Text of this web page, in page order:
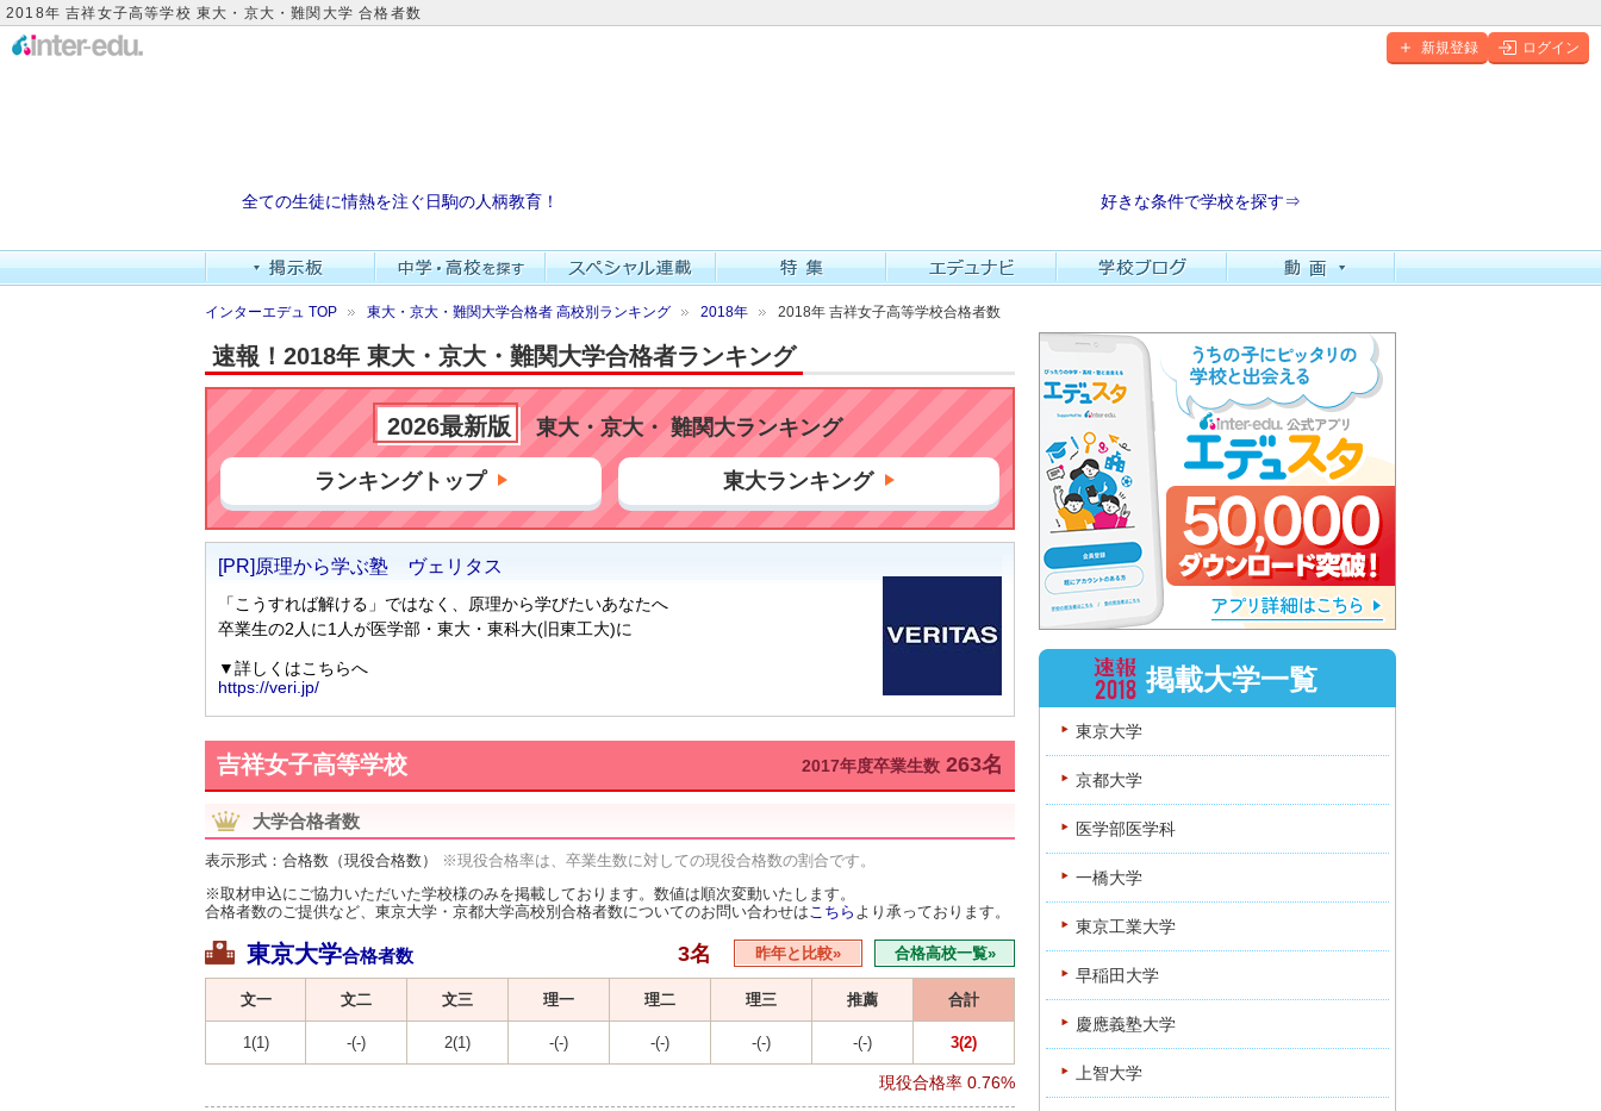
2018年 吉祥女子高等学校 東大・京大・難関大学 合格者数
新規登録 ログイン
全ての生徒に情熱を注ぐ日駒の人柄教育！ 好きな条件で学校を探す⇒
インターエデュ TOP 東大・京大・難関大学合格者 高校別ランキング 2018年 2018年 吉祥女子高等学校合格者数
速報！2018年 東大・京大・難関大学合格者ランキング
2026最新版 東大・京大・ 難関大ランキング
ランキングトップ 東大ランキング
吉祥女子高等学校 2017年度卒業生数 263名
大学合格者数
表示形式：合格数（現役合格数）
※現役合格率は、卒業生数に対しての現役合格数の割合です。
※取材申込にご協力いただいた学校様のみを掲載しております。数値は順次変動いたします。
合格者数のご提供など、東京大学・京都大学高校別合格者数についてのお問い合わせは こちら より承っております。
東京大学合格者数 3名 昨年と比較» 合格高校一覧»
文一 文二 文三 理一 理二 理三 推薦 合計
1(1) -(-) 2(1) -(-) -(-) -(-) -(-) 3(2)
現役合格率 0.76%
掲載大学一覧
東京大学
京都大学
医学部医学科
一橋大学
東京工業大学
早稲田大学
慶應義塾大学
上智大学